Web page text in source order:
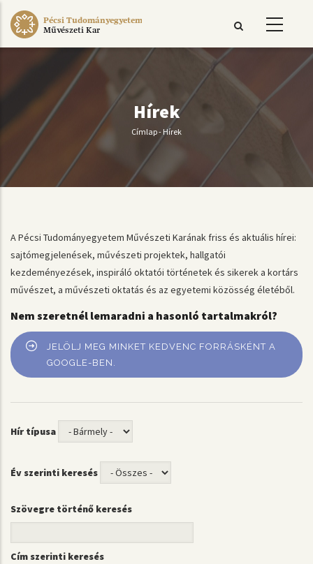
Ugrás
Pécsi Tudományegyetem
Művészeti Kar
Hírek
Morzsa
Címlap-Hírek
A Pécsi Tudományegyetem Művészeti Karának friss és aktuális hírei:
sajtómegjelenések, művészeti projektek, hallgatói
kezdeményezések, inspiráló oktatói történetek és sikerek a kortárs
művészet, a művészeti oktatás és az egyetemi közösség életéből.
Nem szeretnél lemaradni a hasonló tartalmakról?
JELÖLJ MEG MINKET KEDVENC FORRÁSKÉNT A
GOOGLE-BEN.
Hír típusa
Év szerinti keresés
Szövegre történő keresés
Cím szerinti keresés